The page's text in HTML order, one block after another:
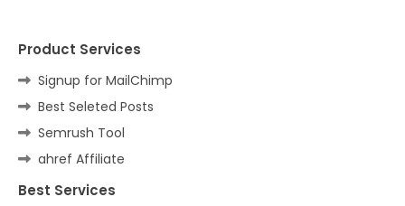
Product Services
Signup for MailChimp
Best Seleted Posts
Semrush Tool
ahref Affiliate
Best Services